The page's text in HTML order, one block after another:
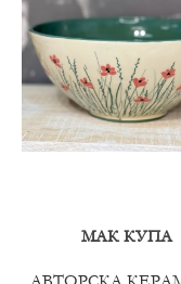
МАК КУПА